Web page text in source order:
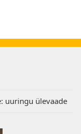
uuringu ülevaade